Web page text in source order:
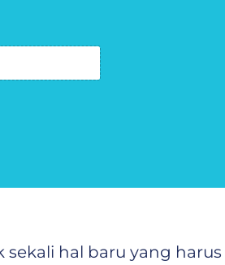
hal baru yang